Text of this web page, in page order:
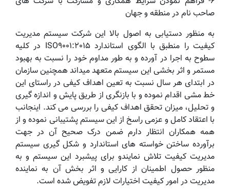
صاحب نام در منطقه و جهان
به منظور دستیابی به اصول بالا این شرکت سیستم مدیریت
کیفیت را منطبق با الگوی استاندارد ISO9001:2015 در کلیه
سطوح به اجرا در آورده و به طور مداوم خود را نسبت به بهبود
مستمر و اثر بخشی این سیستم متعهد میداند همچنین سازمان
در ابتدای هر سال نسبت به تعین اهداف کیفی در راستای این
خط مشی اقدام نموده و با بازنگری از طریق پایش و اندازه گیری
و تحلیل، میزان تحقق اهداف کیفی را بررسی می کند. اینجانب
با اعتقاد کامل و عزمی راسخ از این سیستم پشتیبانی نموده و از
همه همکاران انتظار دارم ضمن درک صحیح آن در جهت
برآورده ساختن خواسته های استاندارد و شکل گیری سیستم
مدیریت کیفیت تلاش نمایندو برای پیشبرد این سیستم و به
منظور حصول اطمینان از کارایی و اثر بخش آن به نماینده
مدیریت در امور کیفیت اختیارات لازم تفویض شده است.